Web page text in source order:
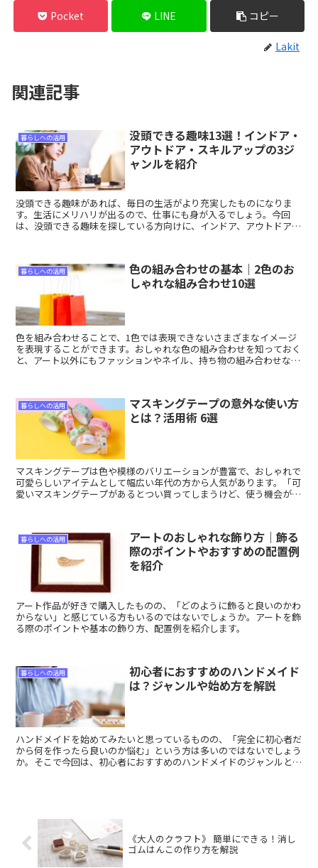
Pocket LINE コピー
Lakit
関連記事
暮らしへの活用
没頭できる趣味13選！インドア・
アウトドア・スキルアップの3ジ
ャンルを紹介
没頭できる趣味があれば、毎日の生活がより充実したものになりま
す。生活にメリハリが出るので、仕事にも身が入るでしょう。今回
は、没頭できる趣味を探している方向けに、インドア、アウトドア、
暮らしへの活用
色の組み合わせの基本｜2色のお
しゃれな組み合わせ10選
色を組み合わせることで、1色では表現できないさまざまなイメージ
を表現することができます。おしゃれな色の組み合わせを知っておく
と、アート以外にもファッションやネイル、持ち物の組み合わせなど
暮らしへの活用
マスキングテープの意外な使い方
とは？活用術 6選
マスキングテープは色や模様のバリエーションが豊富で、おしゃれで
可愛らしいアイテムとして幅広い年代の方から人気があります。「可
愛いマスキングテープがあるとつい買ってしまうけど、使う機会があ
暮らしへの活用
アートのおしゃれな飾り方｜飾る
際のポイントやおすすめの配置例
を紹介
アート作品が好きで購入したものの、「どのように飾ると良いのかわ
からない」と感じている方もいるのではないでしょうか。アートを飾
る際のポイントや基本の飾り方、配置例を紹介します。
暮らしへの活用
初心者におすすめのハンドメイド
は？ジャンルや始め方を解説
ハンドメイドを始めてみたいと思っているものの、「完全に初心者だ
から何を作ったら良いのか悩む」という方は多いのではないでしょう
か。そこで今回は、初心者におすすめのハンドメイドのジャンルと始
《大人のクラフト》 簡単にできる！消し
ゴムはんこの作り方を解説